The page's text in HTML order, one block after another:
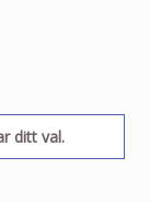
ditt val.